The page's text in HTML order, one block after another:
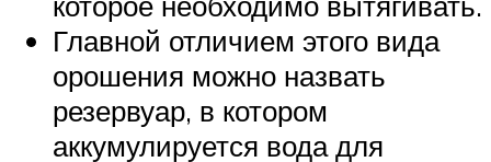
Главной отличием этого вида
орошения можно назвать
резервуар, в котором
аккумулируется вода для